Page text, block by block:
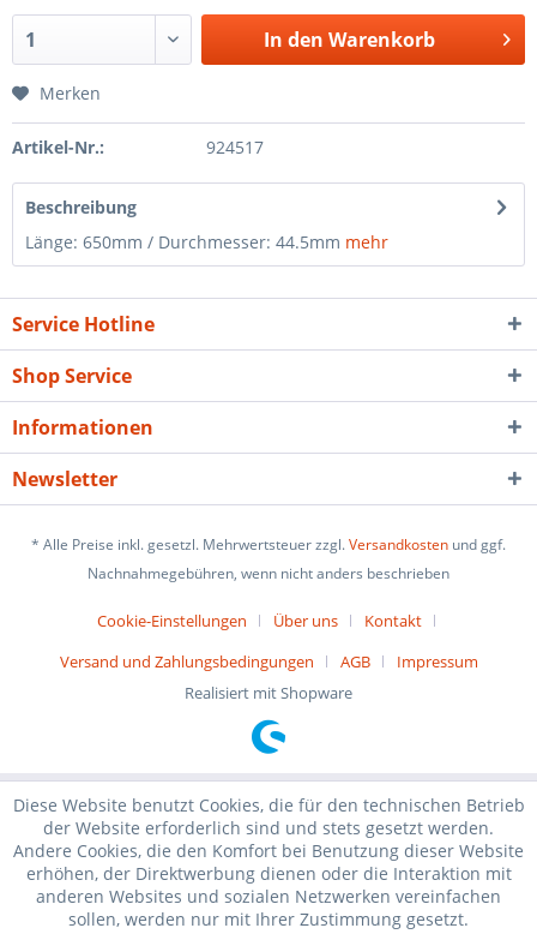
In den Warenkorb
Merken
Artikel-Nr.: 924517
Beschreibung
Länge: 650mm / Durchmesser: 44.5mm mehr
Service Hotline
Shop Service
Informationen
Newsletter
* Alle Preise inkl. gesetzl. Mehrwertsteuer zzgl.Versandkosten und ggf.
Nachnahmegebühren, wenn nicht anders beschrieben
Cookie-Einstellungen Über uns
Kontakt
Versand und Zahlungsbedingungen
AGB
Impressum
Realisiert mit Shopware
Diese Website benutzt Cookies, die für den technischen Betrieb
der Website erforderlich sind und stets gesetzt werden.
Andere Cookies, die den Komfort bei Benutzung dieser Website
erhöhen, der Direktwerbung dienen oder die Interaktion mit
anderen Websites und sozialen Netzwerken vereinfachen
sollen, werden nur mit Ihrer Zustimmung gesetzt.